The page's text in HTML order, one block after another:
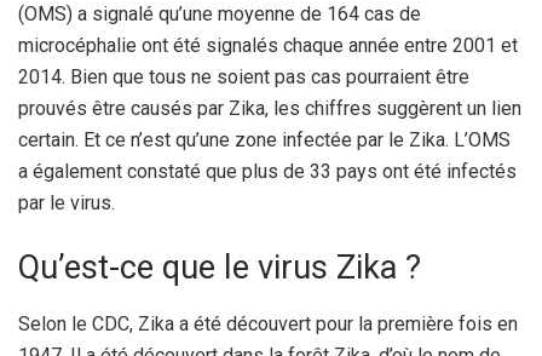
(OMS) a signalé qu’une moyenne de 164 cas de
microcéphalie ont été signalés chaque année entre 2001 et
2014. Bien que tous ne soient pas cas pourraient être
prouvés être causés par Zika, les chiffres suggèrent un lien
certain. Et ce n’est qu’une zone infectée par le Zika. L’OMS
a également constaté que plus de 33 pays ont été infectés
par le virus.
Qu’est-ce que le virus Zika ?
Selon le CDC, Zika a été découvert pour la première fois en